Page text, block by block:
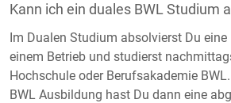
Kann ich ein duales BWL Studium
Im Dualen Studium absolvierst Du
einem Betrieb und studierst
Hochschule oder Berufsakademie
BWL Ausbildung hast Du dann eine